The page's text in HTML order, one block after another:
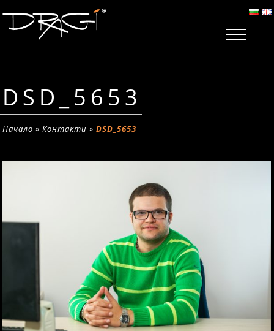
DSD_5653
Начало »Контакти »DSD_5653